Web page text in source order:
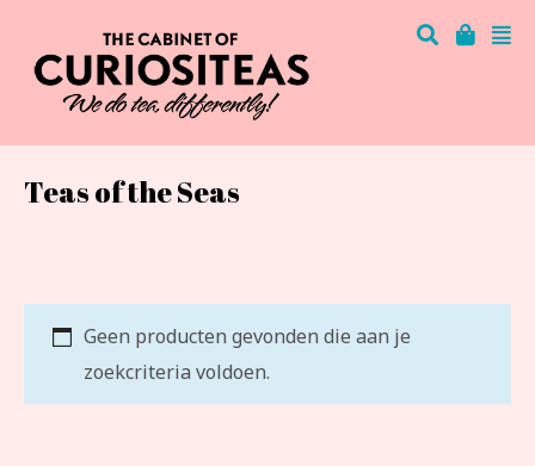
Teas of the Seas
Geen producten gevonden die aan je
zoekcriteria voldoen.